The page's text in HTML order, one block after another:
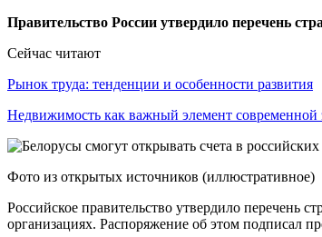
Правительство России утвердило перечень
Сейчас читают
Рынок труда: тенденции и особенности развития
Недвижимость как важный элемент современной
Фото из открытых источников (иллюстративное)
Российское правительство утвердило перечень
организациях. Распоряжение об этом